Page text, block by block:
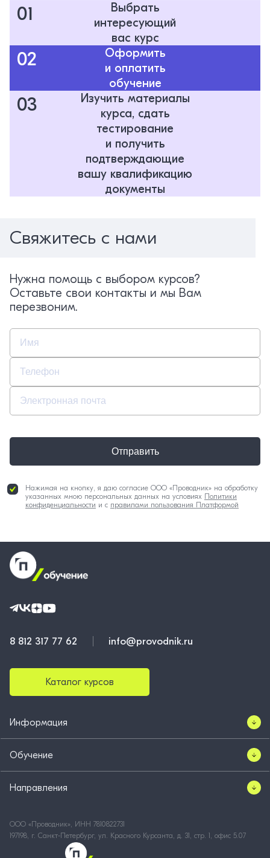
01
Выбрать
интересующий
вас курс
02
Оформить
и оплатить
обучение
03
Изучить материалы
курса, сдать
тестирование
и получить
подтверждающие
вашу квалификацию
документы
Свяжитесь с нами
Нужна помощь с выбором курсов?
Оставьте свои контакты и мы Вам
перезвоним.
Нажимая на кнопку, я даю согласие ООО «Проводник» на обработку
указанных мною персональных данных на условиях Политики
конфиденциальности и с правилами пользования Платформой
Отправить
8 812 317 77 62 info@provodnik.ru
Каталог курсов
Информация
Обучение
Направления
ООО «Проводник», ИНН 7810822731
197198, г. Санкт-Петербург, ул. Красного Курсанта, д. 31, стр. 1, офис 5.07